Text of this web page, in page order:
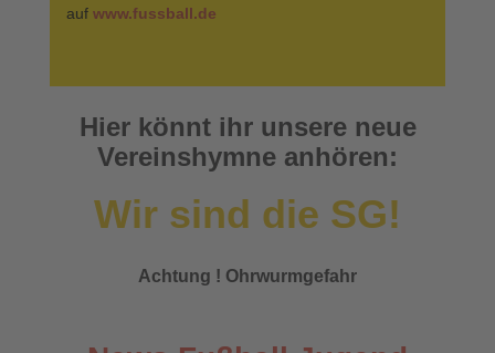
auf www.fussball.de
Hier könnt ihr unsere neue
Vereinshymne anhören:
Wir sind die SG!
Achtung ! Ohrwurmgefahr